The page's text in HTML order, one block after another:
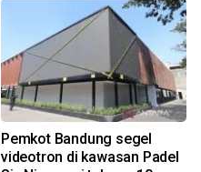
Pemkot Bandung segel
videotron di kawasan Padel